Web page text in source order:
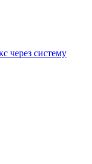
через систему